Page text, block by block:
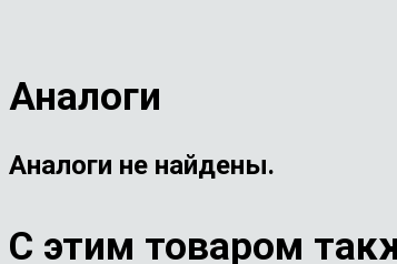
Аналоги
Аналоги не найдены.
С этим товаром